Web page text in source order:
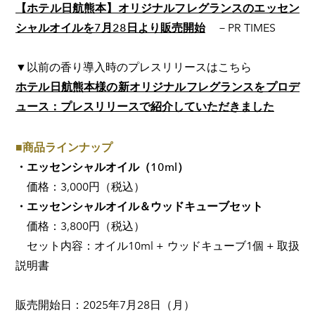
【ホテル日航熊本】オリジナルフレグランスのエッセン
シャルオイルを7月28日より販売開始－PR TIMES
▼以前の香り導入時のプレスリリースはこちら
ホテル日航熊本様の新オリジナルフレグランスをプロデ
ュース：プレスリリースで紹介していただきました
■商品ラインナップ
・エッセンシャルオイル（10ml）
価格：3,000円（税込）
・エッセンシャルオイル＆ウッドキューブセット
価格：3,800円（税込）
セット内容：オイル10ml + ウッドキューブ1個 + 取扱
説明書
販売開始日：2025年7月28日（月）